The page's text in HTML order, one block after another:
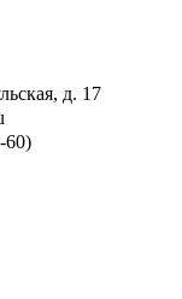
д. 17
60)